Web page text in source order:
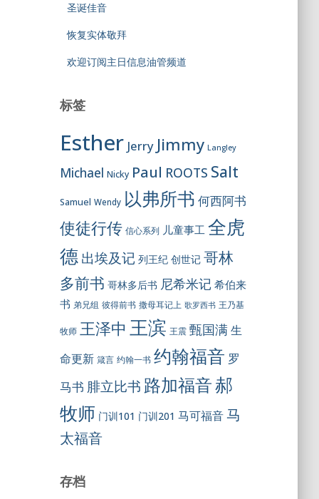
圣诞佳音
恢复实体敬拜
欢迎订阅主日信息油管频道
标签
Esther Jerry Jimmy Langley
Michael Nicky Paul ROOTS Salt
Samuel Wendy 以弗所书 何西阿书
使徒行传 信心系列 儿童事工 全虎
德 出埃及记 列王纪 创世记 哥林
多前书 哥林多后书 尼希米记 希伯来
书 弟兄组 彼得前书 撒母耳记上 歌罗西书 王乃基
牧师 王泽中 王滨 王震 甄国满 生
命更新 箴言 约翰一书 约翰福音 罗
马书 腓立比书 路加福音郝
牧师 门训101 门训201 马可福音 马
太福音
存档